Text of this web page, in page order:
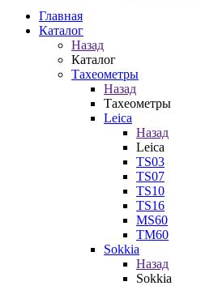
Главная
Каталог
Назад
Каталог
Тахеометры
Назад
Тахеометры
Leica
Назад
Leica
TS03
TS07
TS10
TS16
MS60
TM60
Sokkia
Назад
Sokkia